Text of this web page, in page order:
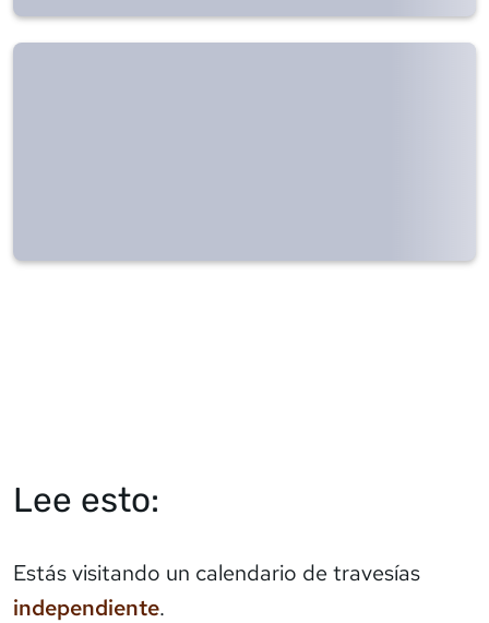
Lee esto:
Estás visitando un calendario de travesías
independiente.